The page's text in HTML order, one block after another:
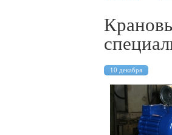
10 декабря